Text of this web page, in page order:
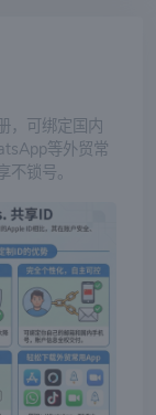
，可绑定国内
等外贸常
锁号。